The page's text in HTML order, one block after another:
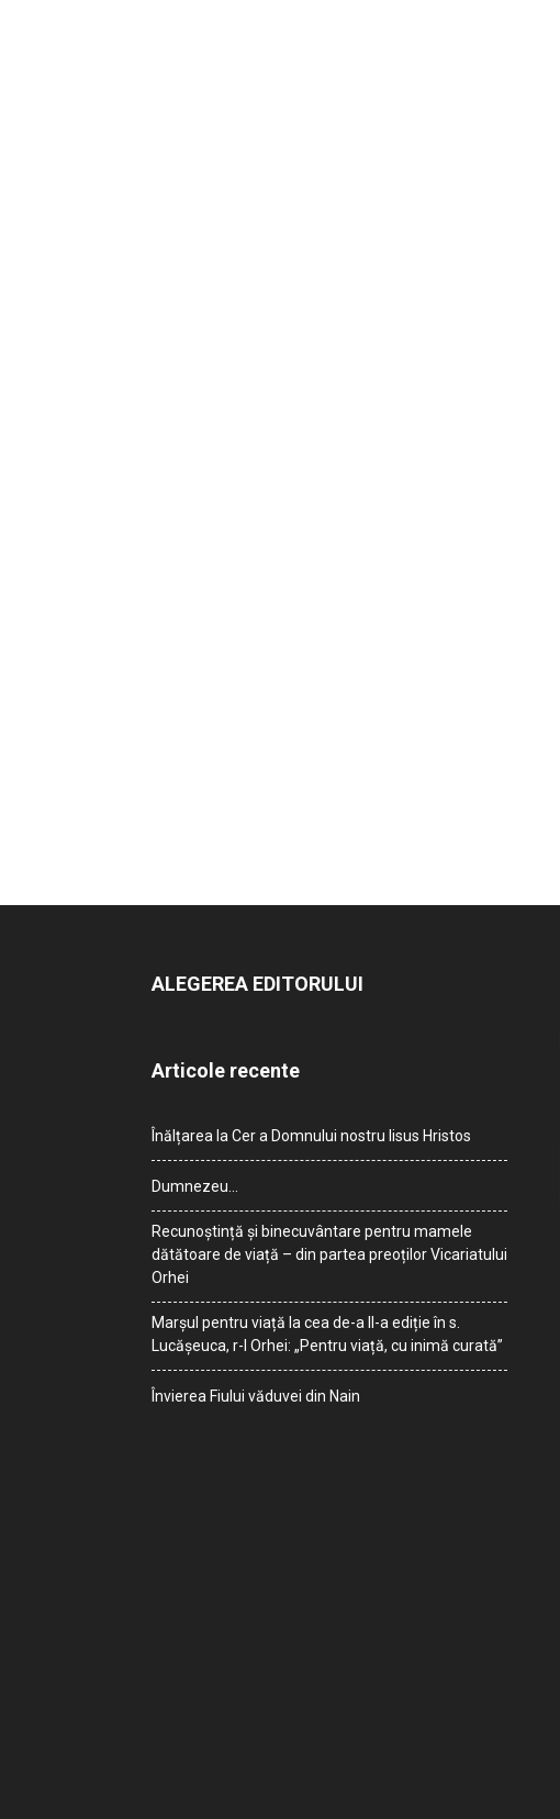
ALEGEREA EDITORULUI
Articole recente
Înălțarea la Cer a Domnului nostru Iisus Hristos
Dumnezeu…
Recunoștință și binecuvântare pentru mamele
dătătoare de viață – din partea preoților Vicariatului
Orhei
Marșul pentru viață la cea de-a II-a ediție în s.
Lucășeuca, r-l Orhei: „Pentru viață, cu inimă curată”
Învierea Fiului văduvei din Nain